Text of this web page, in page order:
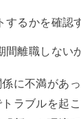
するかを確認
間離職しない
に不満があ
トラブルを起